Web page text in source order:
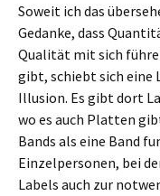
Soweit ich das
Gedanke, dass
Qualität mit sich
gibt, schiebt sich eine
Illusion. Es gibt dort
wo es auch Platten
Bands als eine Band
Einzelpersonen, bei
Labels auch zur